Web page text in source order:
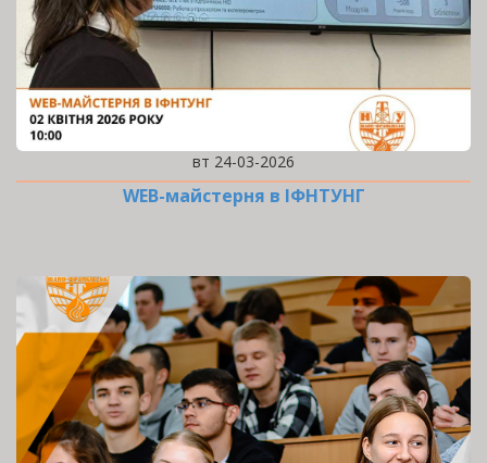
вт 24-03-2026
WEB-майстерня в ІФНТУНГ